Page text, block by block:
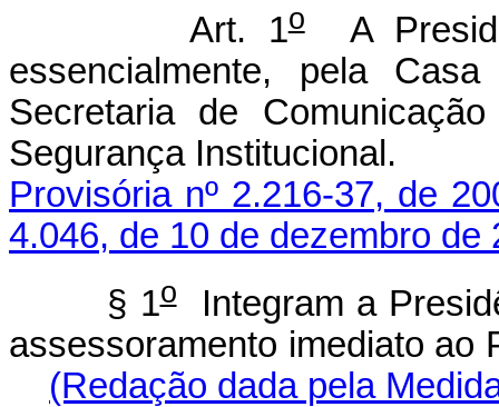
Art. 1oA
essencialmente, pela
Secretaria de
Segurança
Provisória nº 2.216-37, de
4.046, de 10 de dezembro de
§ 1oIntegram a
assessoramento
(Redação dada pela